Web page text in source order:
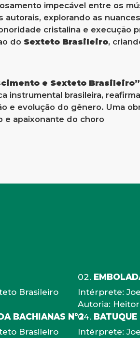
impecável entre os
explorando as
cristalina e execução
do Sexteto Brasileiro,
e Sexteto Brasileiro”
instrumental brasileira,
e evolução do gênero. Uma
e apaixonante do choro
Brasileiro
Intérprete:
Autoria:
BACHIANAS N°2
Brasileiro
BATUQUE
Intérprete: